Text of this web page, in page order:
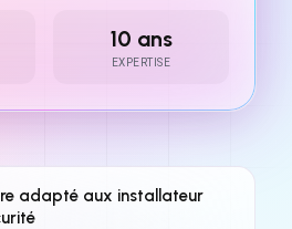
10 ans
EXPERTISE
adapté aux installateur